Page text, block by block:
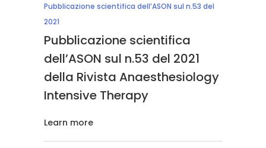
Pubblicazione scientifica dell’ASON sul n.53 del
2021
Pubblicazione scientifica
dell’ASON sul n.53 del 2021
della Rivista Anaesthesiology
Intensive Therapy
Learn more